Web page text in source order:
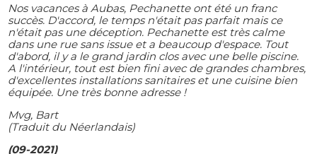
Nos vacances à Aubas, Pechanette ont été un franc
succès. D'accord, le temps n'était pas parfait mais ce
n'était pas une déception. Pechanette est très calme
dans une rue sans issue et a beaucoup d'espace. Tout
d'abord, il y a le grand jardin clos avec une belle piscine.
A l'intérieur, tout est bien fini avec de grandes chambres,
d'excellentes installations sanitaires et une cuisine bien
équipée. Une très bonne adresse !
Mvg, Bart
(Traduit du Néerlandais)
(09-2021)